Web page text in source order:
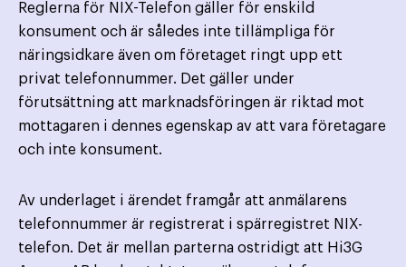
Reglerna för NIX-Telefon gäller för enskild
konsument och är således inte tillämpliga för
näringsidkare även om företaget ringt upp ett
privat telefonnummer. Det gäller under
förutsättning att marknadsföringen är riktad mot
mottagaren i dennes egenskap av att vara företagare
och inte konsument.
Av underlaget i ärendet framgår att anmälarens
telefonnummer är registrerat i spärregistret NIX-
telefon. Det är mellan parterna ostridigt att Hi3G